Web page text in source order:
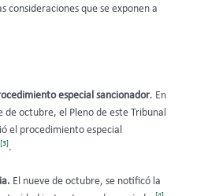
consideraciones que se exponen a
especial sancionador. En
octubre, el Pleno de este Tribunal
el procedimiento especial
[3] .
El nueve de octubre, se notificó la